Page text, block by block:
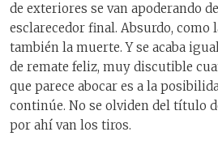
de exteriores se van apoderando
esclarecedor final. Absurdo, como
también la muerte. Y se acaba
de remate feliz, muy discutible
que parece abocar es a la
continúe. No se olviden del título
por ahí van los tiros.